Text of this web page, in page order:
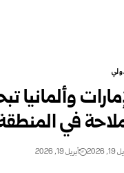
وألمانيا
في
2026 أبريل 19, 2026